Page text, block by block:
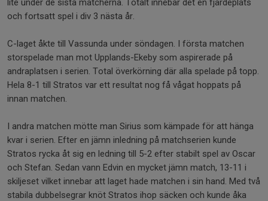
lite under de sista matcherna. Totalt innebär det en fjärdeplats
och fortsatt spel i div 3 nästa år.
C-laget åkte till Vassunda under söndagen. I första matchen
storspelade man mot Upplands-Ekeby som aspirerade på
andraplatsen i serien. Total överkörning där alla spelade på topp.
Hela 8-1 till Stratos var ett resultat nog få vågat hoppats på
innan matchen.
I andra matchen mötte man Sirius som kämpade för att hänga
kvar i serien. Efter en jämn inledning på matchserien kunde
Stratos rycka åt sig en ledning till 5-2 efter stabilt spel av Oscar
och Stefan. Sedan vann Edvin en mycket jämn match, 13-11 i
skiljeset vilket innebar att laget hade matchen i sin hand. Med två
stabila dubbelsegrar knöt Stratos ihop säcken och kunde åka